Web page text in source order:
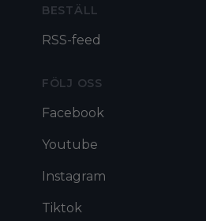
BESTÄLL
RSS-feed
FÖLJ OSS
Facebook
Youtube
Instagram
Tiktok